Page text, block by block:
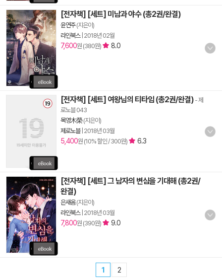
[전자책] [세트] 미남과 야수 (총2권/완결)
윤연주(지은이)
라인북스| 2018년 02월
7,600원 (380원) 8.0
[전자책] [세트] 여왕님의 티타임 (총2권/완결) - 제
로노블 043
목영木榮(지은이)
제로노블| 2018년 03월
5,400원 (10% 할인 / 300원) 6.3
[전자책] [세트] 그 남자의 변심을 기대해 (총2권/
완결)
은새옴(지은이)
라인북스| 2018년 03월
7,800원 (390원) 9.0
1 2